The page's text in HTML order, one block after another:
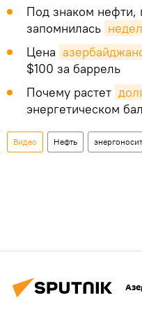
Под знаком нефти,
запомнилась
Цена
$100 за баррель
Почему растет
энергетическом
Видео Нефть